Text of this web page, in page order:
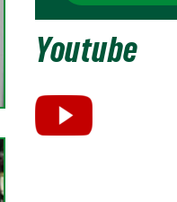
Youtube